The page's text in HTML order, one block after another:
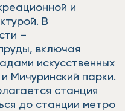
и
В
–
включая
искусственных
Мичуринский парки.
станция
до станции метро